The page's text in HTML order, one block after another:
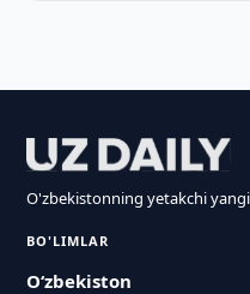
O'zbekistonning yetakchi
BO'LIMLAR
O‘zbekiston